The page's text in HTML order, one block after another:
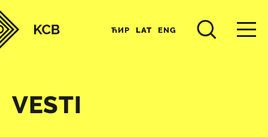
ЋИР LAT ENG
VESTI